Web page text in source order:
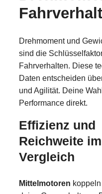
Drehmoment und
sind die
Fahrverhalten. Diese
Daten entscheiden
und Agilität. Deine
Performance direkt.
Effizienz und
Reichweite im
Vergleich
Mittelmotoren